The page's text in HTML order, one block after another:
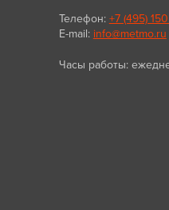
Телефон: +7 (495)
E-mail: info@metmo.ru
Часы работы: